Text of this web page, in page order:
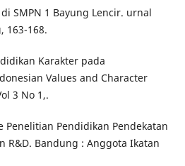
SMPN 1 Bayung Lencir. urnal
163-168.
Karakter pada
Values and Character
3 No 1,.
Penelitian Pendidikan Pendekatan
R&D. Bandung : Anggota Ikatan